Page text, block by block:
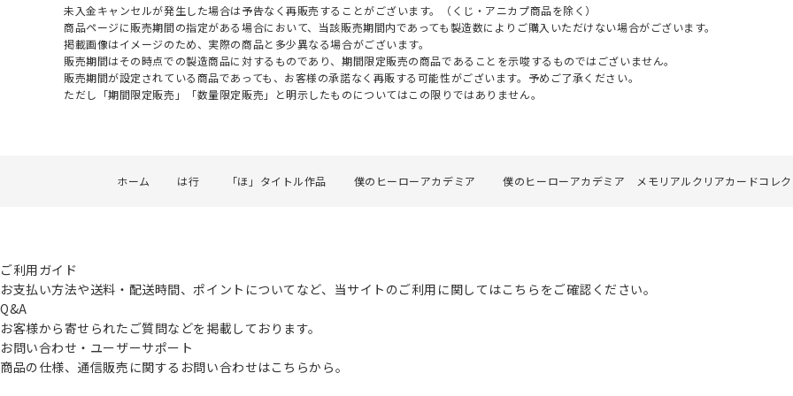
未入金キャンセルが発生した場合は予告なく再販売することがございます。（くじ・アニカプ商品を除く）
商品ページに販売期間の指定がある場合において、当該販売期間内であっても製造数によりご購入いただけない場合がございます。
掲載画像はイメージのため、実際の商品と多少異なる場合がございます。
販売期間はその時点での製造商品に対するものであり、期間限定販売の商品であることを示唆するものではございません。
販売期間が設定されている商品であっても、お客様の承諾なく再販する可能性がございます。予めご了承ください。
ただし「期間限定販売」「数量限定販売」と明示したものについてはこの限りではありません。
ホーム は行 「ほ」タイトル作品 僕のヒーローアカデミア 僕のヒーローアカデミア メモリアルクリアカードコレ
ご利用ガイド
お支払い方法や送料・配送時間、ポイントについてなど、当サイトのご利用に関してはこちらをご確認ください。
Q&A
お客様から寄せられたご質問などを掲載しております。
お問い合わせ・ユーザーサポート
商品の仕様、通信販売に関するお問い合わせはこちらから。